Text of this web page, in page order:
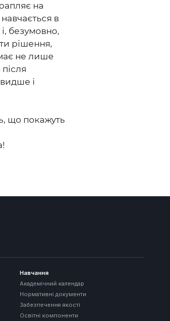
на
в
безумовно,
рішення,
не лише
і
що покажуть
Навчання
Академічний календар
Нормативні документи
Забезпечення якості
Освітні компоненти